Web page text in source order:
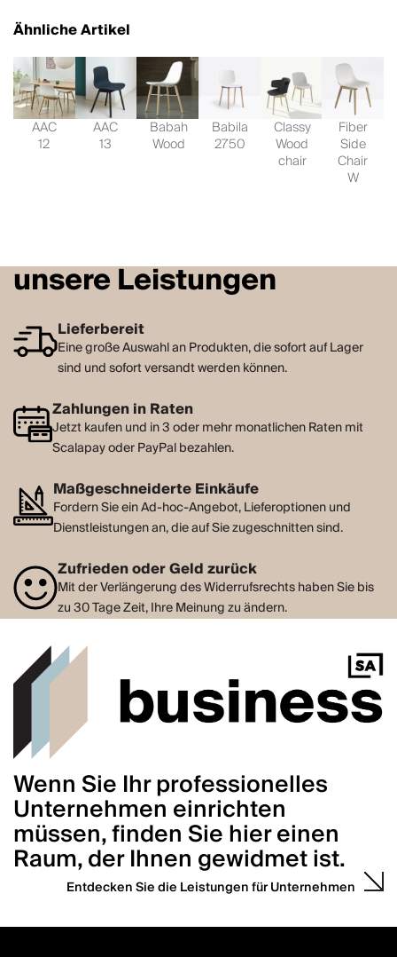
Ähnliche Artikel
AAC
12
AAC
13
Babah
Wood
Babila
2750
Classy
Wood
chair
Fiber
Side
Chair
W
unsere Leistungen
Lieferbereit
Eine große Auswahl an Produkten, die sofort auf Lager
sind und sofort versandt werden können.
Zahlungen in Raten
Jetzt kaufen und in 3 oder mehr monatlichen Raten mit
Scalapay oder PayPal bezahlen.
Maßgeschneiderte Einkäufe
Fordern Sie ein Ad-hoc-Angebot, Lieferoptionen und
Dienstleistungen an, die auf Sie zugeschnitten sind.
Zufrieden oder Geld zurück
Mit der Verlängerung des Widerrufsrechts haben Sie bis
zu 30 Tage Zeit, Ihre Meinung zu ändern.
Wenn Sie Ihr professionelles
Unternehmen einrichten
müssen, finden Sie hier einen
Raum, der Ihnen gewidmet ist.
Entdecken Sie die Leistungen für Unternehmen